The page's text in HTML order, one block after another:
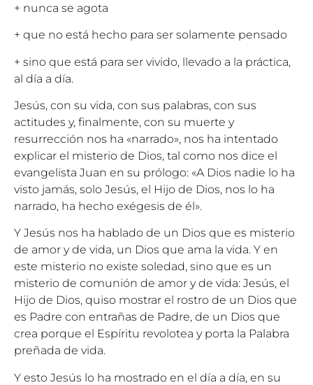
+ nunca se agota
+ que no está hecho para ser solamente pensado
+ sino que está para ser vivido, llevado a la práctica,
al día a día.
Jesús, con su vida, con sus palabras, con sus
actitudes y, finalmente, con su muerte y
resurrección nos ha «narrado», nos ha intentado
explicar el misterio de Dios, tal como nos dice el
evangelista Juan en su prólogo: «A Dios nadie lo ha
visto jamás, solo Jesús, el Hijo de Dios, nos lo ha
narrado, ha hecho exégesis de él».
Y Jesús nos ha hablado de un Dios que es misterio
de amor y de vida, un Dios que ama la vida. Y en
este misterio no existe soledad, sino que es un
misterio de comunión de amor y de vida: Jesús, el
Hijo de Dios, quiso mostrar el rostro de un Dios que
es Padre con entrañas de Padre, de un Dios que
crea porque el Espíritu revolotea y porta la Palabra
preñada de vida.
Y esto Jesús lo ha mostrado en el día a día, en su